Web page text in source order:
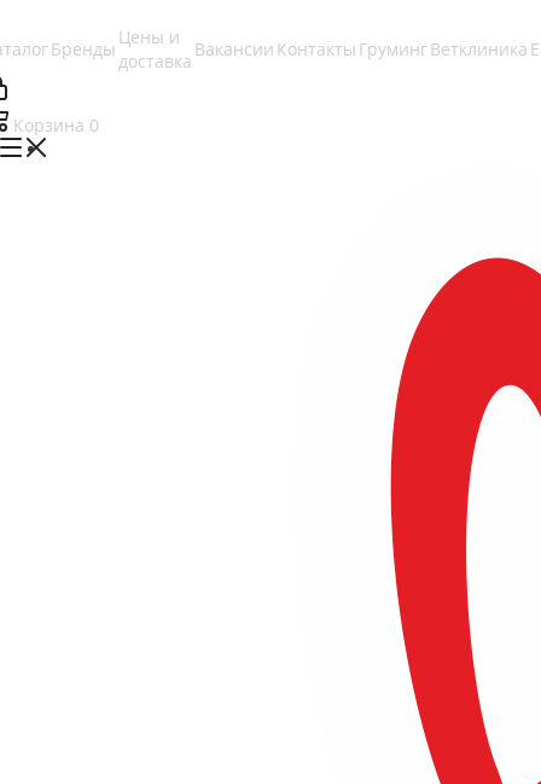
Бренды
Цены и
доставка
Вакансии Контакты ГрумингВетклиника
Корзина 0